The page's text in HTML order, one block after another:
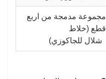
مجموعة مدمجة من اربع
قطع (خلاط